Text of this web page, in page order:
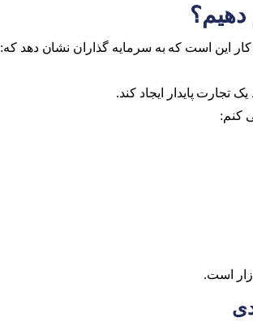
دهیم؟
این است که به سرمایه گذاران نشان دهد که:
تجارت پایدار ایجاد کند.
کنم:
است.